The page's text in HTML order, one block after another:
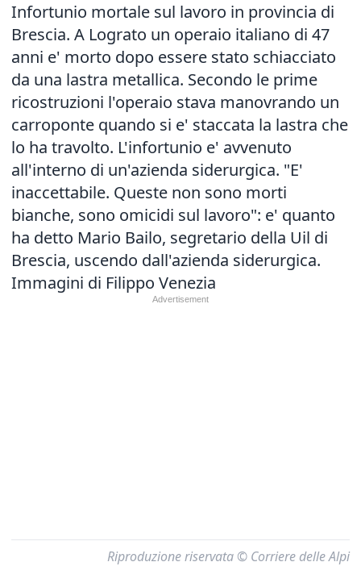
Infortunio mortale sul lavoro in provincia di
Brescia. A Lograto un operaio italiano di 47
anni e' morto dopo essere stato schiacciato
da una lastra metallica. Secondo le prime
ricostruzioni l'operaio stava manovrando un
carroponte quando si e' staccata la lastra che
lo ha travolto. L'infortunio e' avvenuto
all'interno di un'azienda siderurgica. "E'
inaccettabile. Queste non sono morti
bianche, sono omicidi sul lavoro": e' quanto
ha detto Mario Bailo, segretario della Uil di
Brescia, uscendo dall'azienda siderurgica.
Immagini di Filippo Venezia
Riproduzione riservata © Corriere delle Alpi